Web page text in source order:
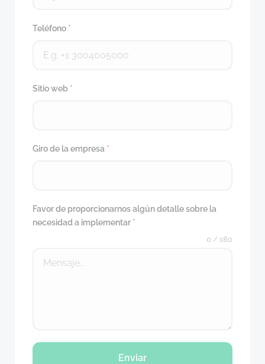
Teléfono *
Sitio web *
Giro de la empresa *
Favor de proporcionarnos algún detalle sobre la
necesidad a implementar *
0 / 180
Enviar